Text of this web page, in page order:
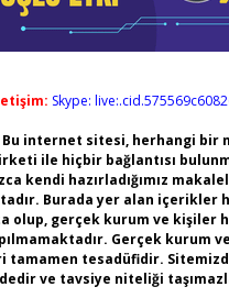
Skype:
Bu internet sitesi, herhangi bir
ile hiçbir bağlantısı
kendi hazırladığımız
Burada yer alan içerikler
olup, gerçek kurum ve kişiler
Gerçek kurum
tamamen tesadüfidir.
ve tavsiye niteliği